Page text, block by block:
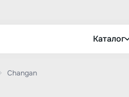
Каталог
Changan